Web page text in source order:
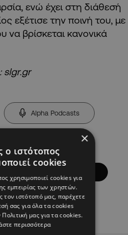
ενώ έχει στη διάθεσή
εξέτισε την ποινή του, με
να βρίσκεται κανονικά
slgr.gr
Alpha Podcasts
ΑΕ ΛΑΡΙΣΑ
×
ο ιστότοπος
cookies
χρησιμοποιεί cookies για
εμπειρίας των χρηστών.
τον ιστότοπό μας, παρέχετε
σας για όλα τα cookies
μας για τα cookies.
περισσότερα